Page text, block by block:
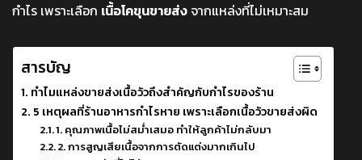
กำไร เพราะเลือก เนื้อโคขุนขายส่งจากแหล่งที่ไม่เหมาะสม
สารบัญ
ทำไมแหล่งขายส่งเนื้อวัวถึงสำคัญกับกำไรของร้าน
5 เหตุผลที่ร้านอาหารกำไรหาย เพราะเลือกเนื้อวัวขายส่งผิด
1. คุณภาพเนื้อไม่สม่ำเสมอ ทำให้ลูกค้าไม่กลับมา
2. การสูญเสียเนื้อจากการตัดแต่งมากเกินไป